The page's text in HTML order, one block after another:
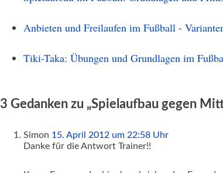
Anbieten und Freilaufen im Fußball -
Tiki-Taka: Übungen und Grundlagen im
3 Gedanken zu „Spielaufbau gegen
Simon 15. April 2012 um 22:58 Uhr
Danke für die Antwort Trainer!!